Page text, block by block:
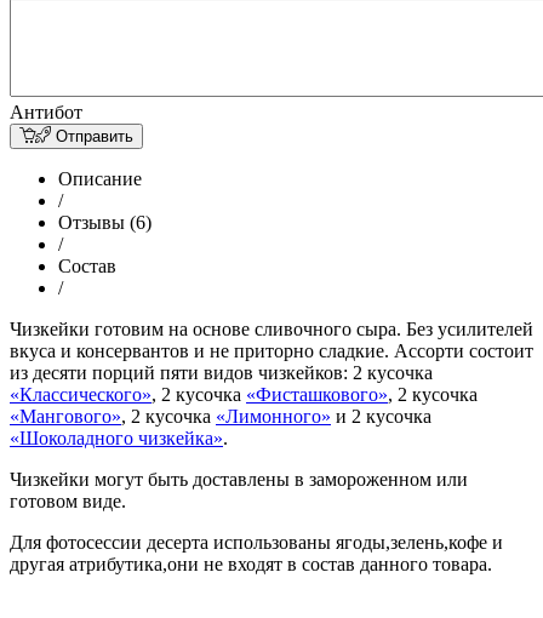
Антибот
Отправить
Описание
/
Отзывы (6)
/
Состав
/
Чизкейки готовим на основе сливочного сыра. Без усилителей
вкуса и консервантов и не приторно сладкие. Ассорти состоит
из десяти порций пяти видов чизкейков: 2 кусочка
«Классического», 2 кусочка «Фисташкового», 2 кусочка
«Мангового», 2 кусочка «Лимонного» и 2 кусочка
«Шоколадного чизкейка».
Чизкейки могут быть доставлены в замороженном или
готовом виде.
Для фотосессии десерта использованы ягоды,зелень,кофе и
другая атрибутика,они не входят в состав данного товара.